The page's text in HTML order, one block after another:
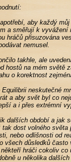
aby každý
a směřují k vyvážení
hráčů přisuzována
nemusel.
takhle, ale
hostů na mém světě
o korektnost
Equilibrii neskutečné
a aby svět byl co
a i přes extrémní
dalších období a jak
dost volného
nebo odlišnosti od
všech důsledků
hráči cokoliv co
u několika